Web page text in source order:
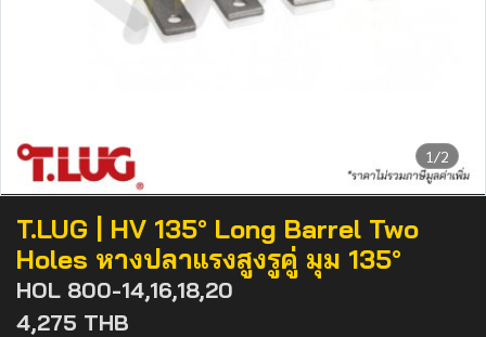
1/2
T.LUG | HV 135° Long Barrel Two
Holes หางปลาแรงสูงรูคู่ มุม 135°
HOL 800-14,16,18,20
4,275 THB